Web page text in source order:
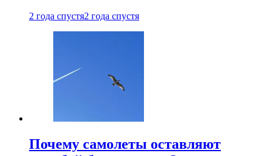
2 года спустя2 года спустя
Почему самолеты оставляют